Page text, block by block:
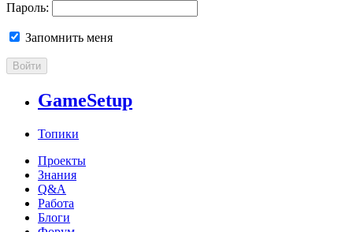
Пароль:
Запомнить меня
Войти
GameSetup
Топики
Проекты
Знания
Q&A
Работа
Блоги